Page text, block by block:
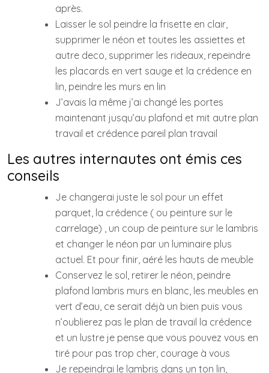
après.
Laisser le sol peindre la frisette en clair,
supprimer le néon et toutes les assiettes et
autre deco, supprimer les rideaux, repeindre
les placards en vert sauge et la crédence en
lin, peindre les murs en lin
J’avais la même j’ai changé les portes
maintenant jusqu’au plafond et mit autre plan
travail et crédence pareil plan travail
Les autres internautes ont émis ces
conseils
Je changerai juste le sol pour un effet
parquet, la crédence ( ou peinture sur le
carrelage) , un coup de peinture sur le lambris
et changer le néon par un luminaire plus
actuel. Et pour finir, aéré les hauts de meuble
Conservez le sol, retirer le néon, peindre
plafond lambris murs en blanc, les meubles en
vert d’eau, ce serait déjà un bien puis vous
n’oublierez pas le plan de travail la crédence
et un lustre je pense que vous pouvez vous en
tiré pour pas trop cher, courage à vous
Je repeindrai le lambris dans un ton lin,